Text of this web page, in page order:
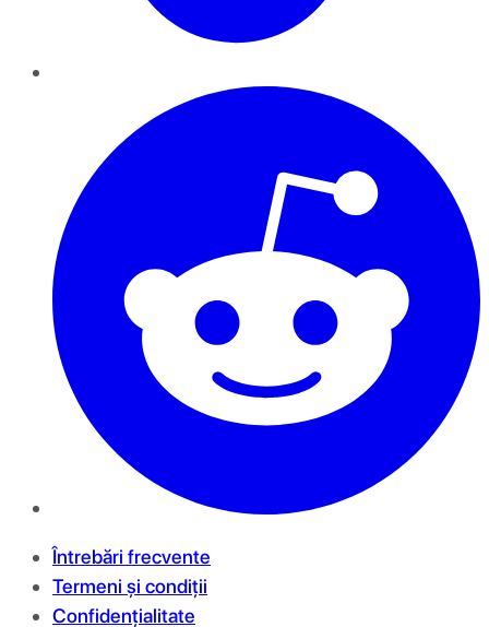
Întrebări frecvente
Termeni și condiții
Confidențialitate